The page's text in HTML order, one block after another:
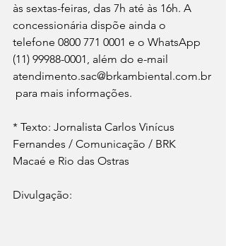
às sextas-feiras, das 7h até às 16h. A
concessionária dispõe ainda o
telefone 0800 771 0001 e o WhatsApp
(11) 99988-0001, além do e-mail
atendimento.sac@brkambiental.com.br
para mais informações.
* Texto: Jornalista Carlos Vinícus
Fernandes / Comunicação / BRK
Macaé e Rio das Ostras
Divulgação: